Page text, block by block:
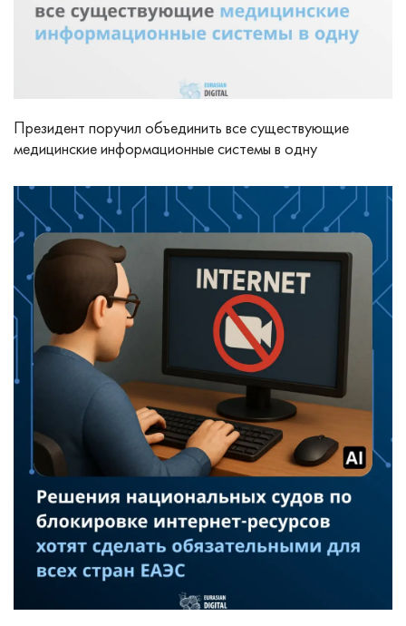
Президент поручил объединить все существующие
медицинские информационные системы в одну